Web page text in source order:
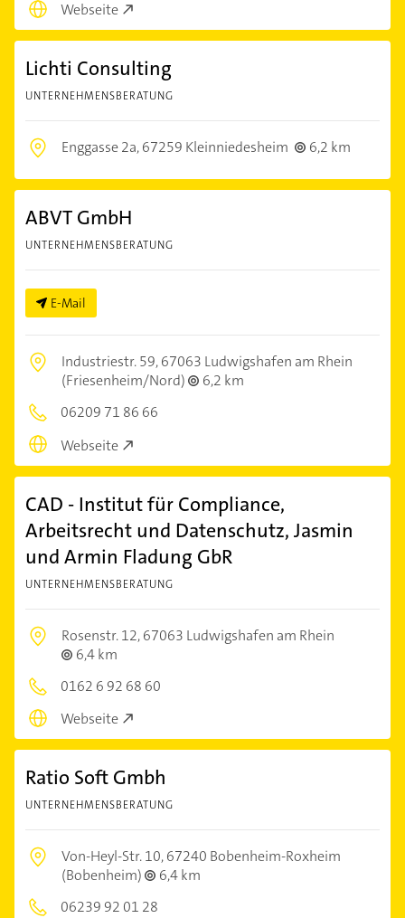
Webseite
Lichti Consulting
UNTERNEHMENSBERATUNG
Enggasse 2a,67259 Kleinniedesheim 6,2 km
ABVT GmbH
UNTERNEHMENSBERATUNG
E-Mail
Industriestr. 59,67063 Ludwigshafen am Rhein
(Friesenheim/Nord)
6,2 km
06209 71 86 66
Webseite
CAD - Institut für Compliance,
Arbeitsrecht und Datenschutz, Jasmin
und Armin Fladung GbR
UNTERNEHMENSBERATUNG
Rosenstr. 12,67063 Ludwigshafen am Rhein
6,4 km
0162 6 92 68 60
Webseite
Ratio Soft Gmbh
UNTERNEHMENSBERATUNG
Von-Heyl-Str. 10,67240 Bobenheim-Roxheim
(Bobenheim)
6,4 km
06239 92 01 28